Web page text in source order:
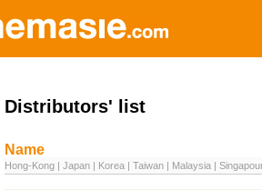
Distributors' list
Name
Hong-Kong | Japan | Korea | Taiwan | Malaysia |